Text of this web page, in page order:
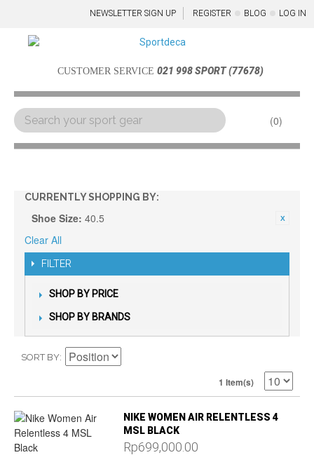
NEWSLETTER SIGN UP REGISTER BLOG LOG IN
CUSTOMER SERVICE 021 998 SPORT (77678)
0
Menu
CURRENTLY SHOPPING BY:
Shoe Size: 40.5
Clear All
FILTER
SHOP BY PRICE
SHOP BY BRANDS
SORT BY
1 Item(s)
NIKE WOMEN AIR RELENTLESS 4
MSL BLACK
Rp699,000.00